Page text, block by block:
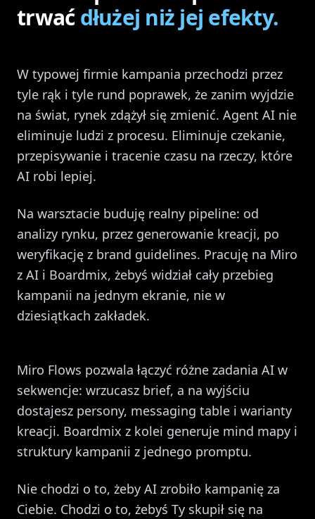
trwaćdłużej niż jej efekty.
W typowej firmie kampania przechodzi przez
tyle rąk i tyle rund poprawek, że zanim wyjdzie
na świat, rynek zdążył się zmienić. Agent AI nie
eliminuje ludzi z procesu. Eliminuje czekanie,
przepisywanie i tracenie czasu na rzeczy, które
AI robi lepiej.
Na warsztacie buduję realny pipeline: od
analizy rynku, przez generowanie kreacji, po
weryfikację z brand guidelines. Pracuję na Miro
z AI i Boardmix, żebyś widział cały przebieg
kampanii na jednym ekranie, nie w
dziesiątkach zakładek.
Miro Flows pozwala łączyć różne zadania AI w
sekwencje: wrzucasz brief, a na wyjściu
dostajesz persony, messaging table i warianty
kreacji. Boardmix z kolei generuje mind mapy i
struktury kampanii z jednego promptu.
Nie chodzi o to, żeby AI zrobiło kampanię za
Ciebie. Chodzi o to, żebyś Ty skupił się na